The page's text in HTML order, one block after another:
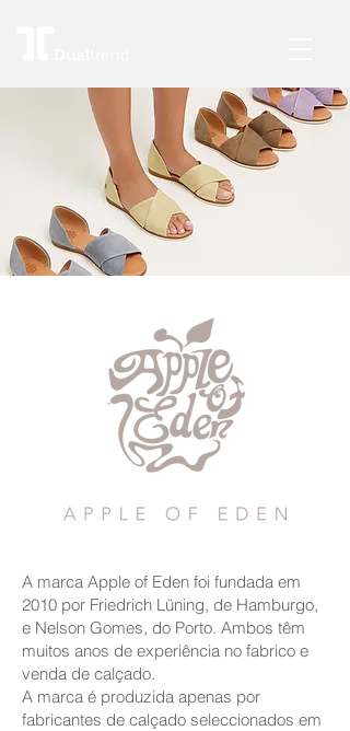
A marca Apple of Eden foi fundada em
2010 por Friedrich Lüning, de Hamburgo,
e Nelson Gomes, do Porto. Ambos têm
muitos anos de experiência no fabrico e
venda de calçado.
A marca é produzida apenas por
fabricantes de calçado seleccionados em